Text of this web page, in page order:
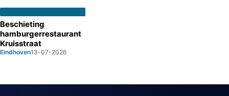
Beschieting
hamburgerrestaurant
Kruisstraat
Eindhoven13-07-2026